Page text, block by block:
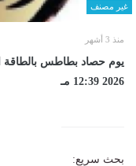
غير مصنف
منذ 3 أشهر
2026 12:39 مـ
بحث سريع: